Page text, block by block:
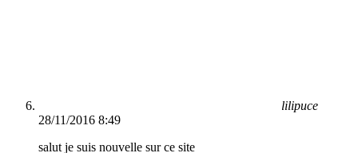
lilipuce
28/11/2016 8:49
salut je suis nouvelle sur ce site